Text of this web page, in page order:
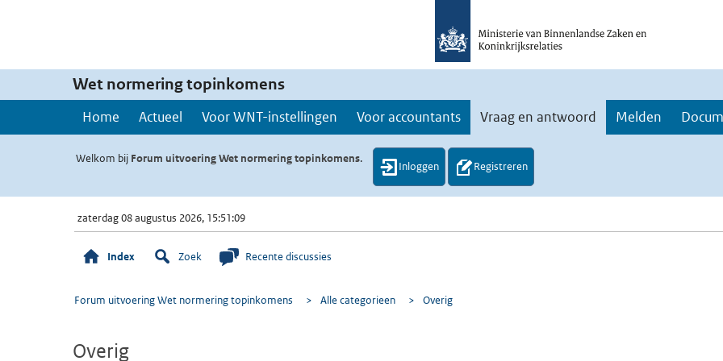
Wet normering topinkomens
Home Actueel Voor WNT-instellingen Voor accountants Vraag en antwoord Melden
Welkom bij Forum uitvoering Wet normering topinkomens.
Inloggen Registreren
zaterdag 08 augustus 2026, 15:51:09
Index Zoek Recente discussies
Forum uitvoering Wet normering topinkomens > Alle categorieen > Overig
Overig